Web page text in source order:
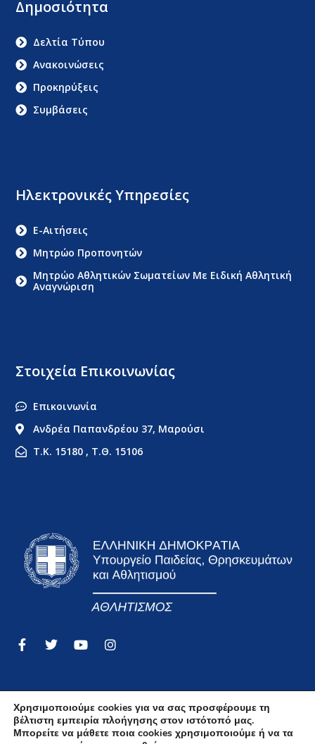
Στοιχεία Επικοινωνίας
Επικοινωνία
Ανδρέα Παπανδρέου 37, Μαρούσι
Τ.Κ. 15180 , Τ.Θ. 15106
Ηλεκτρονικές Υπηρεσίες
E-Αιτήσεις
Μητρώο Προπονητών
Μητρώο Αθλητικών Σωματείων Με Ειδική Αθλητική
Αναγνώριση
Δημοσιότητα
Δελτία Τύπου
Ανακοινώσεις
Προκηρύξεις
Συμβάσεις
Όροι Χρήσης
Χρησιμοποιούμε cookies για να σας προσφέρουμε τη
βέλτιστη εμπειρία πλοήγησης στον ιστότοπό μας.
Μπορείτε να μάθετε ποια cookies χρησιμοποιούμε ή να τα